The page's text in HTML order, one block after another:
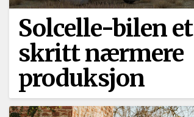
Solcelle-bilen et
skritt nærmere
produksjon